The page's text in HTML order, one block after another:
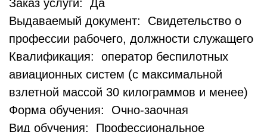
Заказ услуги: Да
Выдаваемый документ: Свидетельство о
профессии рабочего, должности служащего
Квалификация: оператор беспилотных
авиационных систем (с максимальной
взлетной массой 30 килограммов и менее)
Форма обучения: Очно-заочная
Вид обучения: Профессиональное